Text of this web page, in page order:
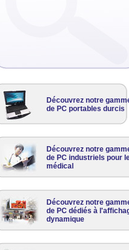
Découvrez notre
de PC portables durcis
Découvrez notre
de PC industriels pour
médical
Découvrez notre
de PC dédiés à
dynamique